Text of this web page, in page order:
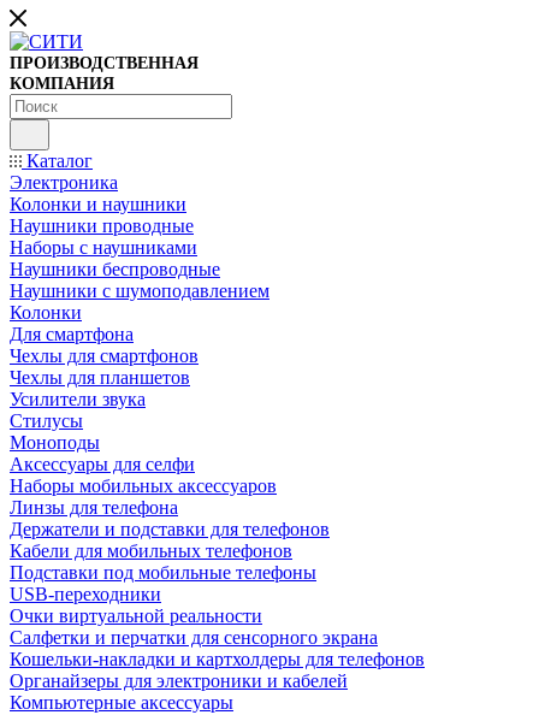
ПРОИЗВОДСТВЕННАЯ
КОМПАНИЯ
Каталог
Электроника
Колонки и наушники
Наушники проводные
Наборы с наушниками
Наушники беспроводные
Наушники с шумоподавлением
Колонки
Для смартфона
Чехлы для смартфонов
Чехлы для планшетов
Усилители звука
Стилусы
Моноподы
Аксессуары для селфи
Наборы мобильных аксессуаров
Линзы для телефона
Держатели и подставки для телефонов
Кабели для мобильных телефонов
Подставки под мобильные телефоны
USB-переходники
Очки виртуальной реальности
Салфетки и перчатки для сенсорного экрана
Кошельки-накладки и картхолдеры для телефонов
Органайзеры для электроники и кабелей
Компьютерные аксессуары